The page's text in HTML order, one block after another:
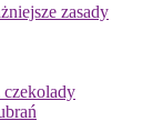
zasady
czekolady